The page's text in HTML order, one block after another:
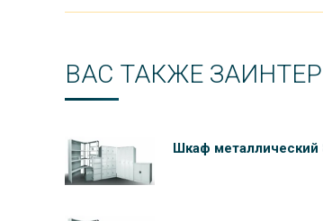
ВАС ТАКЖЕ
Шкаф металлический